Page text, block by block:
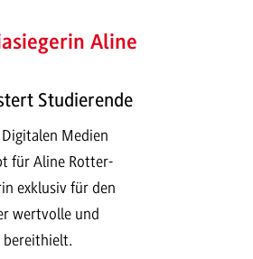
Aline
Studierende
Medien
für Aline Rotter-
exklusiv für den
wertvolle und
bereithielt.